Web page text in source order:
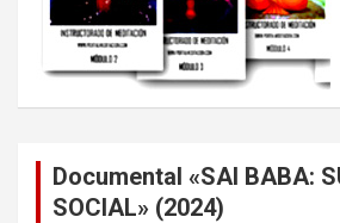
Documental «SAI BABA:
SOCIAL» (2024)